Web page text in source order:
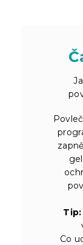
Tip:
Co